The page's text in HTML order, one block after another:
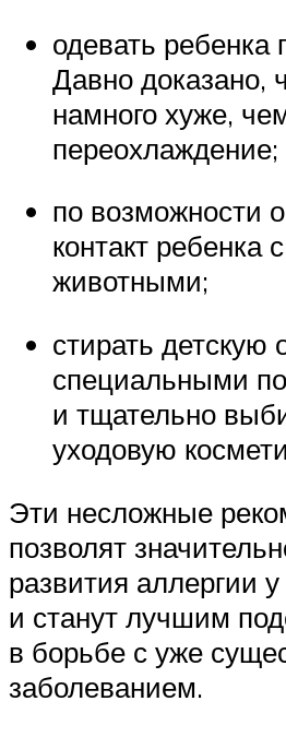
одевать ребенка
Давно доказано,
намного хуже,
переохлаждение;
по возможности
контакт
животными;
стирать детскую
специальными
и тщательно
уходовую
Эти несложные
позволят
развития аллергии у
и станут лучшим
в борьбе с уже
заболеванием.